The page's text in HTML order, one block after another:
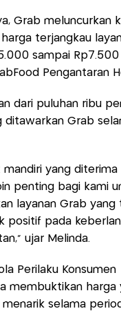
Grab meluncurkan
terjangkau
sampai
Pengantaran
dari puluhan ribu
ditawarkan Grab
mandiri yang
penting bagi kami
layanan Grab
positif pada
ujar Melinda.
Perilaku Konsumen
membuktikan
selama